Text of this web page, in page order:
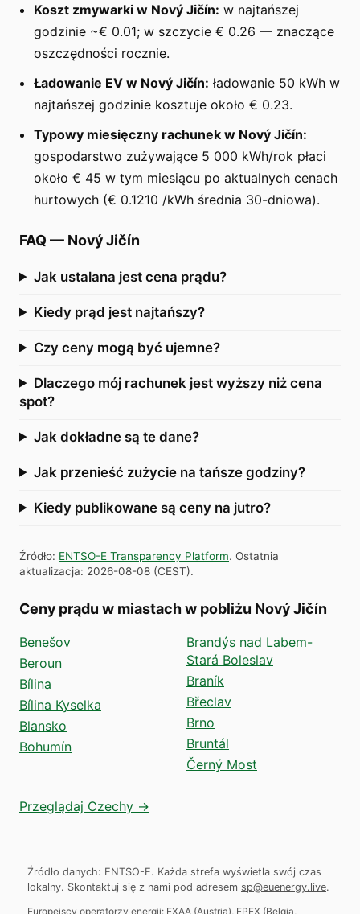
Koszt zmywarki w Nový Jičín: w najtańszej
godzinie ~€ 0.01; w szczycie € 0.26 — znaczące
oszczędności rocznie.
Ładowanie EV w Nový Jičín: ładowanie 50 kWh w
najtańszej godzinie kosztuje około € 0.23.
Typowy miesięczny rachunek w Nový Jičín:
gospodarstwo zużywające 5 000 kWh/rok płaci
około € 45 w tym miesiącu po aktualnych cenach
hurtowych (€ 0.1210 /kWh średnia 30-dniowa).
FAQ — Nový Jičín
Jak ustalana jest cena prądu?
Kiedy prąd jest najtańszy?
Czy ceny mogą być ujemne?
Dlaczego mój rachunek jest wyższy niż cena
spot?
Jak dokładne są te dane?
Jak przenieść zużycie na tańsze godziny?
Kiedy publikowane są ceny na jutro?
Źródło: ENTSO-E Transparency Platform. Ostatnia
aktualizacja: 2026-08-08 (CEST).
Ceny prądu w miastach w pobliżu Nový Jičín
Benešov
Beroun
Bílina
Bílina Kyselka
Blansko
Bohumín
Brandýs nad Labem-
Stará Boleslav
Braník
Břeclav
Brno
Bruntál
Černý Most
Przeglądaj Czechy →
Źródło danych: ENTSO-E. Każda strefa wyświetla swój czas
lokalny. Skontaktuj się z nami pod adresem sp@euenergy.live.
Europejscy operatorzy energii: EXAA (Austria) EPEX (Belgia,